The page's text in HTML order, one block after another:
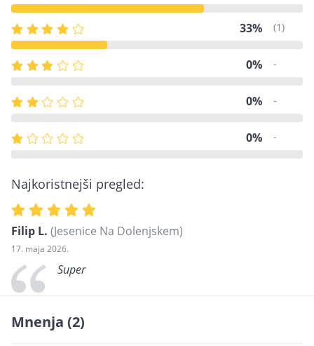
33% (1)
0% -
0% -
0% -
Najkoristnejši pregled:
Filip L. (Jesenice Na Dolenjskem)
17. maja 2026.
Super
Mnenja (2)